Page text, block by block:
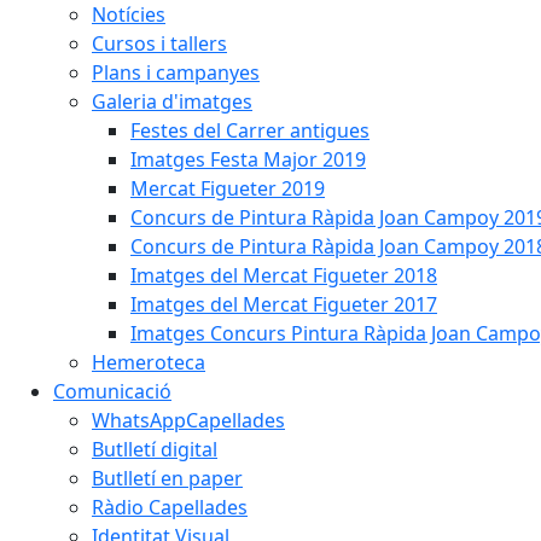
Notícies
Cursos i tallers
Plans i campanyes
Galeria d'imatges
Festes del Carrer antigues
Imatges Festa Major 2019
Mercat Figueter 2019
Concurs de Pintura Ràpida Joan Campoy
Concurs de Pintura Ràpida Joan Campoy
Imatges del Mercat Figueter 2018
Imatges del Mercat Figueter 2017
Imatges Concurs Pintura Ràpida Joan
Hemeroteca
Comunicació
WhatsAppCapellades
Butlletí digital
Butlletí en paper
Ràdio Capellades